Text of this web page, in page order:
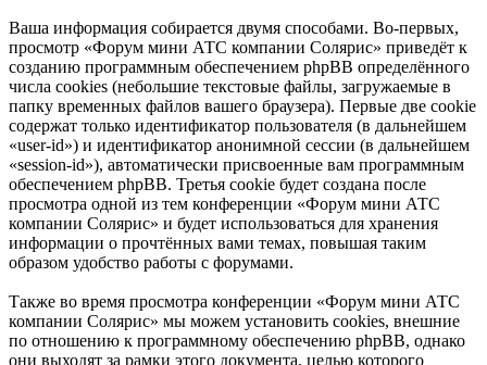
Ваша информация собирается двумя способами. Во-первых,
просмотр «Форум мини АТС компании Солярис» приведёт к
созданию программным обеспечением phpBB определённого
числа cookies (небольшие текстовые файлы, загружаемые в
папку временных файлов вашего браузера). Первые две cookie
содержат только идентификатор пользователя (в дальнейшем
«user-id») и идентификатор анонимной сессии (в дальнейшем
«session-id»), автоматически присвоенные вам программным
обеспечением phpBB. Третья cookie будет создана после
просмотра одной из тем конференции «Форум мини АТС
компании Солярис» и будет использоваться для хранения
информации о прочтённых вами темах, повышая таким
образом удобство работы с форумами.
Также во время просмотра конференции «Форум мини АТС
компании Солярис» мы можем установить cookies, внешние
по отношению к программному обеспечению phpBB, однако
они выходят за рамки этого документа, целью которого